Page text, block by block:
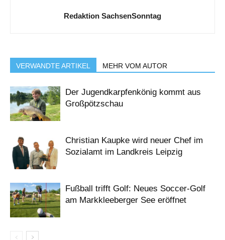
Redaktion SachsenSonntag
VERWANDTE ARTIKEL MEHR VOM AUTOR
Der Jugendkarpfenkönig kommt aus
Großpötzschau
Christian Kaupke wird neuer Chef im
Sozialamt im Landkreis Leipzig
Fußball trifft Golf: Neues Soccer-Golf
am Markkleeberger See eröffnet